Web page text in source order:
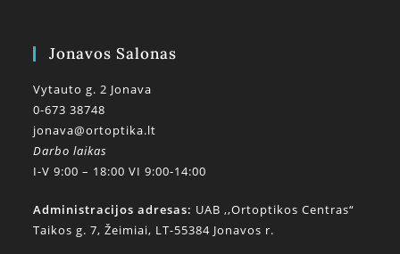
Jonavos Salonas
Vytauto g. 2 Jonava
0-673 38748
jonava@ortoptika.lt
Darbo laikas
I-V 9:00 – 18:00 VI 9:00-14:00
Administracijos adresas: UAB ,,Ortoptikos Centras“
Taikos g. 7, Žeimiai, LT-55384 Jonavos r.